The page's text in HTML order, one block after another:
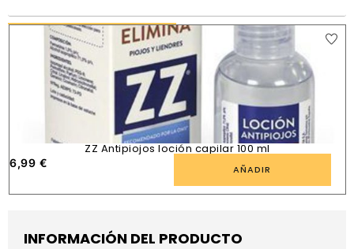
PRODUCTOS SIMILARES
ZZ Antipiojos loción capilar 100 ml
6,99 € AÑADIR
INFORMACIÓN DEL PRODUCTO